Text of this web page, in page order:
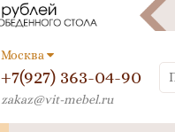
Москва
+7(927) 363-04-90
zakaz@vit-mebel.ru